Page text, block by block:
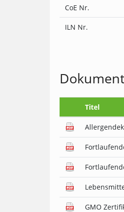
CoE Nr.
ILN Nr.
Titel
GMO